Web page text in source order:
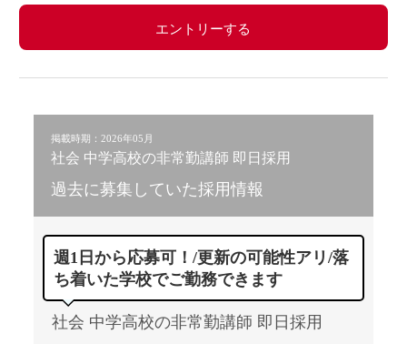
エントリーする
掲載時期：2026年05月
社会 中学高校の非常勤講師 即日採用
過去に募集していた採用情報
週1日から応募可！/更新の可能性アリ/落
ち着いた学校でご勤務できます
社会 中学高校の非常勤講師 即日採用